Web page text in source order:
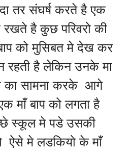
तर संघर्ष करते है एक
है कुछ परिवरो की
को मुसिबत मे देख कर
रहती है लेकिन उनके मा
का सामना करके आगे
माँ बाप को लगता है
स्कूल मे पडे उसकी
ऐसे मे लडकियो के माँ